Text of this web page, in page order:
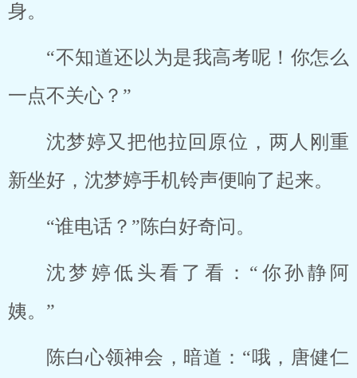
身。
“不知道还以为是我高考呢！你怎么
一点不关心？”
沈梦婷又把他拉回原位，两人刚重
新坐好，沈梦婷手机铃声便响了起来。
“谁电话？”陈白好奇问。
沈梦婷低头看了看：“你孙静阿
姨。”
陈白心领神会，暗道：“哦，唐健仁